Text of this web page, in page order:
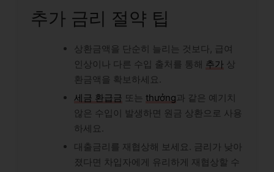
추가 금리 절약 팁
상환금액을 단순히 늘리는 것보다, 급여
인상이나 다른 수입 출처를 통해 추가 상
환금액을 확보하세요.
세금 환급금 또는 thưởng과 같은 예기치
않은 수입이 발생하면 원금 상환으로 사용
하세요.
대출금리를 재협상해 보세요. 금리가 낮아
졌다면 차입자에게 유리하게 재협상할 수